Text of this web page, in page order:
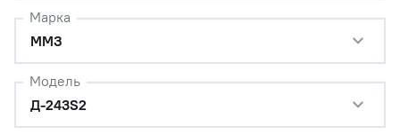
Марка
ММЗ
Модель
Д-243S2